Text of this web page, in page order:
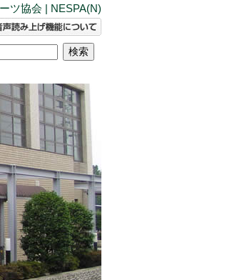
ツ協会 | NESPA(N)